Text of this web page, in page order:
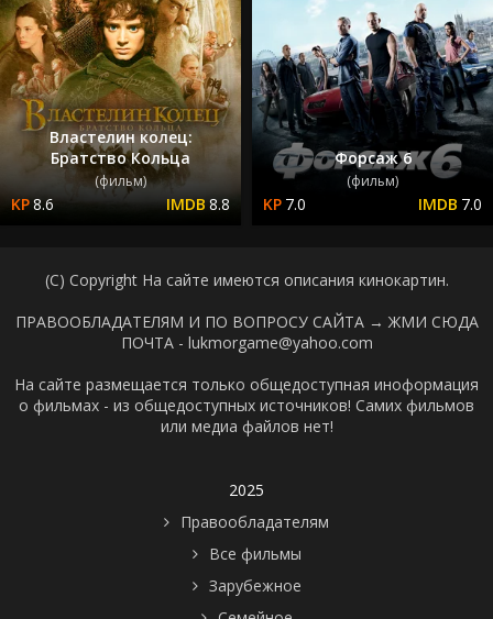
Властелин колец:
Братство Кольца
(фильм)
8.6 8.8
Форсаж 6
(фильм)
7.0 7.0
(C) Copyright На сайте имеются описания кинокартин.
ПРАВООБЛАДАТЕЛЯМ И ПО ВОПРОСУ САЙТА → ЖМИ СЮДА
ПОЧТА - lukmorgame@yahoo.com
На сайте размещается только общедоступная иноформация
о фильмах - из общедоступных источников! Самих фильмов
или медиа файлов нет!
2025
Правообладателям
Все фильмы
Зарубежное